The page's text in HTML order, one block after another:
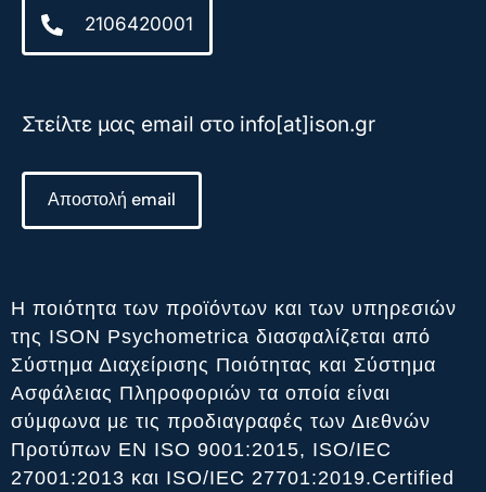
2106420001
Στείλτε μας email στο info[at]ison.gr
Αποστολή email
Η ποιότητα των προϊόντων και των υπηρεσιών
της ISON Psychometrica διασφαλίζεται από
Σύστημα Διαχείρισης Ποιότητας και Σύστημα
Ασφάλειας Πληροφοριών τα οποία είναι
σύμφωνα με τις προδιαγραφές των Διεθνών
Προτύπων ΕΝ ISO 9001:2015, ISO/IEC
27001:2013 και ISO/IEC 27701:2019.Certified